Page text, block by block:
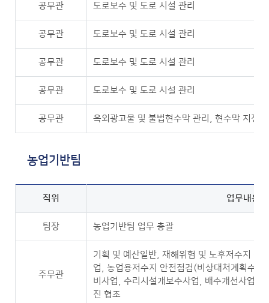
공무관 도로보수 및 도로 시설 관리
공무관 도로보수 및 도로 시설 관리
공무관 도로보수 및 도로 시설 관리
공무관 도로보수 및 도로 시설 관리
공무관 옥외광고물 및 불법현수막 관리, 현수막 지정
농업기반팀
직위 업무내용
팀장 농업기반팀 업무 총괄
주무관
기획 및 예산일반, 재해위험 및 노후저수지 정
업, 농업용저수지 안전점검(비상대처계획수립
비사업, 수리시설개보수사업, 배수개선사업(
진 협조